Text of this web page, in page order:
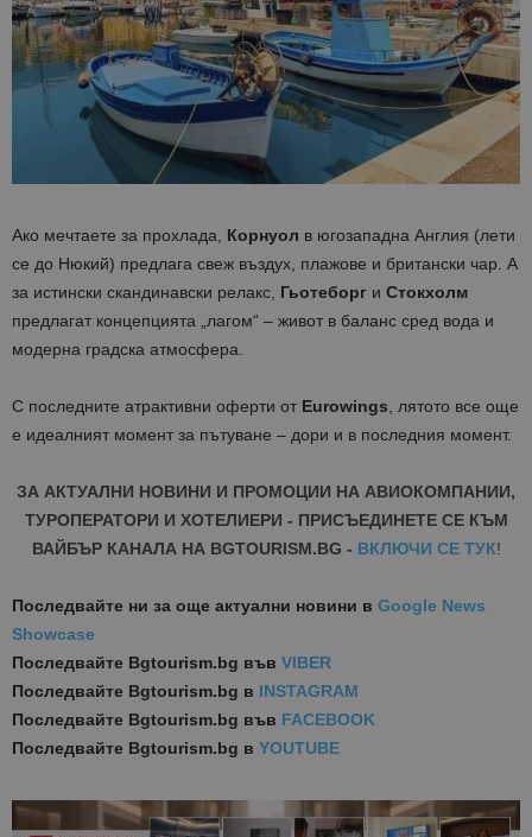
Ако мечтаете за прохлада, Корнуол в югозападна Англия (лети
се до Нюкий) предлага свеж въздух, плажове и британски чар. А
за истински скандинавски релакс, Гьотеборг и Стокхолм
предлагат концепцията „лагом“ – живот в баланс сред вода и
модерна градска атмосфера.
С последните атрактивни оферти от Eurowings , лятото все още
е идеалният момент за пътуване – дори и в последния момент.
ЗА АКТУАЛНИ НОВИНИ И ПРОМОЦИИ НА АВИОКОМПАНИИ,
ТУРОПЕРАТОРИ И ХОТЕЛИЕРИ - ПРИСЪЕДИНЕТЕ СЕ КЪМ
ВАЙБЪР КАНАЛА НА BGTOURISM.BG - ВКЛЮЧИ СЕ ТУК!
Последвайте ни за още актуални новини в Google News
Showcase
Последвайте Bgtourism.bg във VIBER
Последвайте Bgtourism.bg в INSTAGRAM
Последвайте Bgtourism.bg във FACEBOOK
Последвайте Bgtourism.bg в YOUTUBE